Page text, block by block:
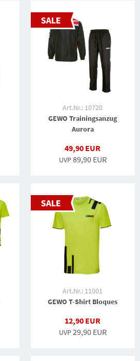
Art.Nr.: 10720
GEWO Trainingsanzug
Aurora
49,90 EUR
UVP89,90 EUR
Art.Nr.: 11001
GEWO T-Shirt Bloques
12,90 EUR
UVP29,90 EUR